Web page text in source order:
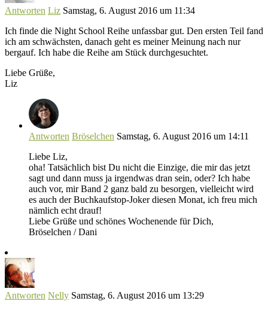
Antworten Liz Samstag, 6. August 2016 um 11:34
Ich finde die Night School Reihe unfassbar gut. Den ersten Teil fand
ich am schwächsten, danach geht es meiner Meinung nach nur
bergauf. Ich habe die Reihe am Stück durchgesuchtet.
Liebe Grüße,
Liz
Antworten Bröselchen Samstag, 6. August 2016 um 14:11
Liebe Liz,
oha! Tatsächlich bist Du nicht die Einzige, die mir das jetzt
sagt und dann muss ja irgendwas dran sein, oder? Ich habe
auch vor, mir Band 2 ganz bald zu besorgen, vielleicht wird
es auch der Buchkaufstop-Joker diesen Monat, ich freu mich
nämlich echt drauf!
Liebe Grüße und schönes Wochenende für Dich,
Bröselchen / Dani
Antworten Nelly Samstag, 6. August 2016 um 13:29